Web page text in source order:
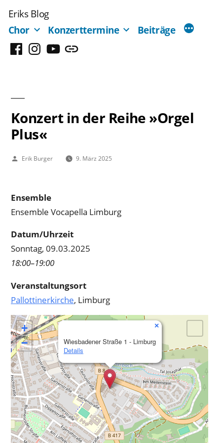
Inhalt
springen
Eriks Blog
Chor
Konzerttermine Beiträge
FacebookInstagram
YouTubeMastodon
Konzert in der Reihe »Orgel
Plus«
Veröffentlicht
Erik Burger 9. März 2025
Ensemble
Ensemble Vocapella Limburg
Datum/Uhrzeit
Sonntag, 09.03.2025
18:00–19:00
Veranstaltungsort
Pallottinerkirche, Limburg
Wiesbadener Straße 1 - Limburg
Details
×
+
−